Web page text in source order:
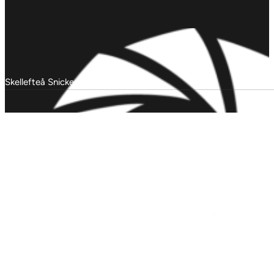
Skellefteå Snickericentral © 2025